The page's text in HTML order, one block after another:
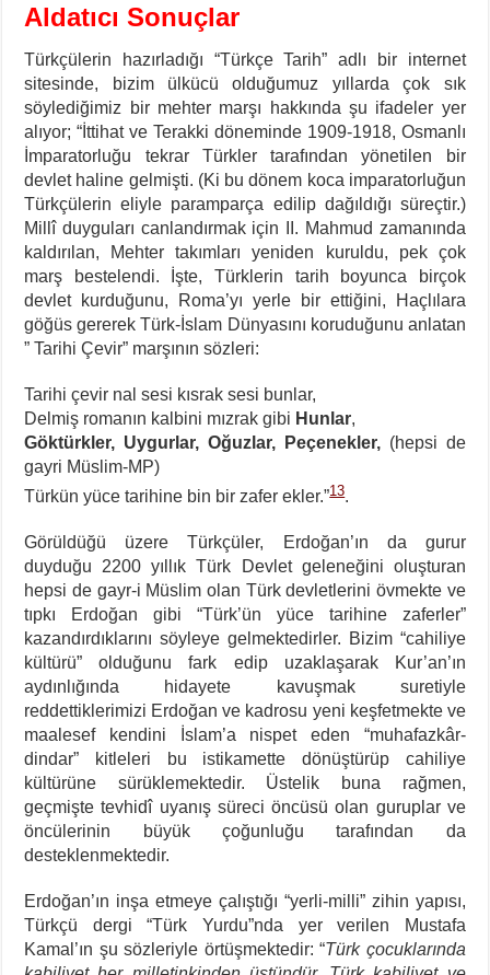
Aldatıcı Sonuçlar
Türkçülerin hazırladığı “Türkçe Tarih” adlı bir internet
sitesinde, bizim ülkücü olduğumuz yıllarda çok sık
söylediğimiz bir mehter marşı hakkında şu ifadeler yer
alıyor; “İttihat ve Terakki döneminde 1909-1918, Osmanlı
İmparatorluğu tekrar Türkler tarafından yönetilen bir
devlet haline gelmişti. (Ki bu dönem koca imparatorluğun
Türkçülerin eliyle paramparça edilip dağıldığı süreçtir.)
Millî duyguları canlandırmak için II. Mahmud zamanında
kaldırılan, Mehter takımları yeniden kuruldu, pek çok
marş bestelendi. İşte, Türklerin tarih boyunca birçok
devlet kurduğunu, Roma’yı yerle bir ettiğini, Haçlılara
göğüs gererek Türk-İslam Dünyasını koruduğunu anlatan
” Tarihi Çevir” marşının sözleri:
Tarihi çevir nal sesi kısrak sesi bunlar,
Delmiş romanın kalbini mızrak gibi Hunlar,
Göktürkler, Uygurlar, Oğuzlar, Peçenekler, (hepsi de
gayri Müslim-MP)
Türkün yüce tarihine bin bir zafer ekler.”13.
Görüldüğü üzere Türkçüler, Erdoğan’ın da gurur
duyduğu 2200 yıllık Türk Devlet geleneğini oluşturan
hepsi de gayr-i Müslim olan Türk devletlerini övmekte ve
tıpkı Erdoğan gibi “Türk’ün yüce tarihine zaferler”
kazandırdıklarını söyleye gelmektedirler. Bizim “cahiliye
kültürü” olduğunu fark edip uzaklaşarak Kur’an’ın
aydınlığında hidayete kavuşmak suretiyle
reddettiklerimizi Erdoğan ve kadrosu yeni keşfetmekte ve
maalesef kendini İslam’a nispet eden “muhafazkâr-
dindar” kitleleri bu istikamette dönüştürüp cahiliye
kültürüne sürüklemektedir. Üstelik buna rağmen,
geçmişte tevhidî uyanış süreci öncüsü olan guruplar ve
öncülerinin büyük çoğunluğu tarafından da
desteklenmektedir.
Erdoğan’ın inşa etmeye çalıştığı “yerli-milli” zihin yapısı,
Türkçü dergi “Türk Yurdu”nda yer verilen Mustafa
Kamal’ın şu sözleriyle örtüşmektedir: “Türk çocuklarında